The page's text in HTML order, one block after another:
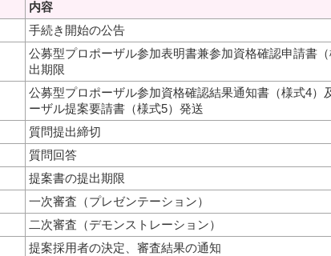
内容
手続き開始の公告
公募型プロポーザル参加表明書兼参加資格確認申請書
出期限
公募型プロポーザル参加資格確認結果通知書（様式4）
ーザル提案要請書（様式5）発送
質問提出締切
質問回答
提案書の提出期限
一次審査（プレゼンテーション）
二次審査（デモンストレーション）
提案採用者の決定、審査結果の通知